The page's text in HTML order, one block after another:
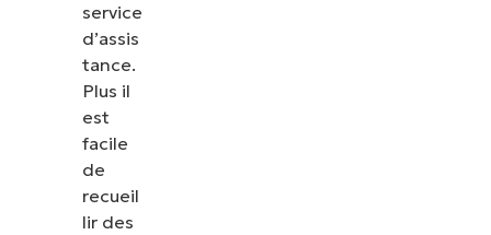
service
d’assis
tance.
Plus il
est
facile
de
recueil
lir des